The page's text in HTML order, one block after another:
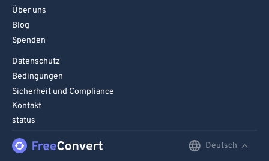
Über uns
Blog
Spenden
Datenschutz
Bedingungen
Sicherheit und Compliance
Kontakt
status
Deutsch